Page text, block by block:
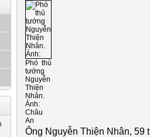
Phó thủ
tướng
Nguyễn
Thiện
Nhân.
Ảnh:
Châu
An
Ông Nguyễn Thiện Nhân,